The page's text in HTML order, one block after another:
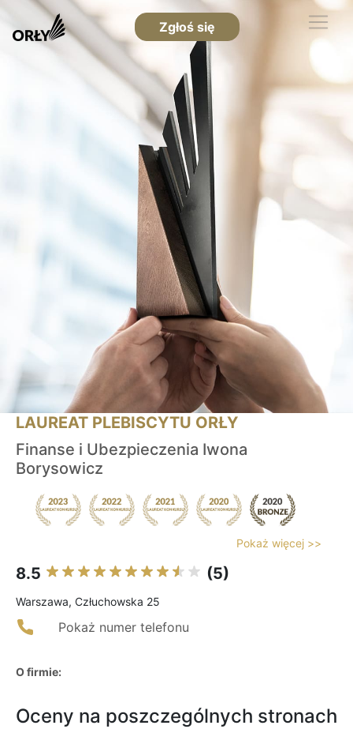
Zgłoś się
LAUREAT PLEBISCYTU ORŁY
Finanse i Ubezpieczenia Iwona
Borysowicz
Pokaż więcej >>
8.5 (5)
Warszawa, Człuchowska 25
Pokaż numer telefonu
O firmie:
Oceny na poszczególnych stronach